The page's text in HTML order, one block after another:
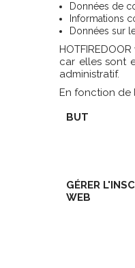
Données de
Informations
Données sur
car elles sont
administratif.
En fonction de
BUT
GÉRER
WEB